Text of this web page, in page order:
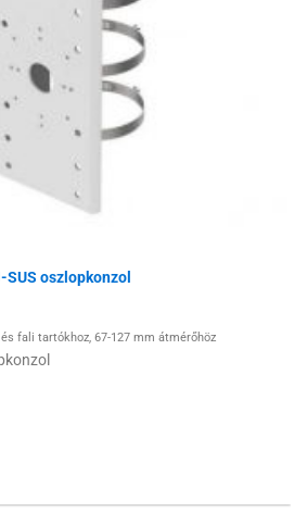
oszlopkonzol
fali tartókhoz, 67-127 mm átmérőhöz